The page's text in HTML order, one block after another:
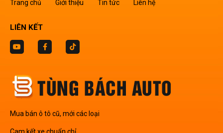
Trang chủ Giới thiệu Tin tức Liên hệ
LIÊN KẾT
Mua bán ô tô cũ, mới các loại
Cam kết xe chuẩn chỉ